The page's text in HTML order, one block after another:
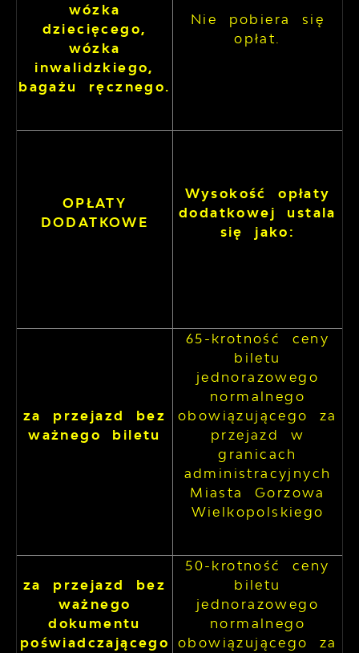
wózka
dziecięcego,
wózka
inwalidzkiego,
bagażu ręcznego.
Nie pobiera się
opłat.
OPŁATY
DODATKOWE
Wysokość opłaty
dodatkowej ustala
się jako:
za przejazd bez
ważnego biletu
65-krotność ceny
biletu
jednorazowego
normalnego
obowiązującego za
przejazd w
granicach
administracyjnych
Miasta Gorzowa
Wielkopolskiego
za przejazd bez
ważnego
dokumentu
poświadczającego
50-krotność ceny
biletu
jednorazowego
normalnego
obowiązującego za